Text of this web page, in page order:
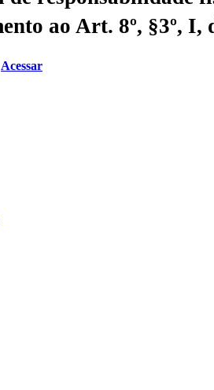
ao Art. 8º, §3º, I,
Acessar